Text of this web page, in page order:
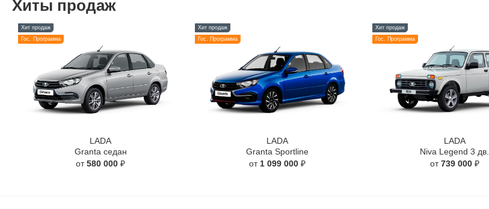
Хиты продаж
Хит продаж
Гос. Программа
LADA
Granta седан
от580 000 ₽
Хит продаж
Гос. Программа
LADA
Granta Sportline
от1 099 000 ₽
Хит продаж
Гос. Программа
LADA
Niva Legend 3 дв.
от739 000₽